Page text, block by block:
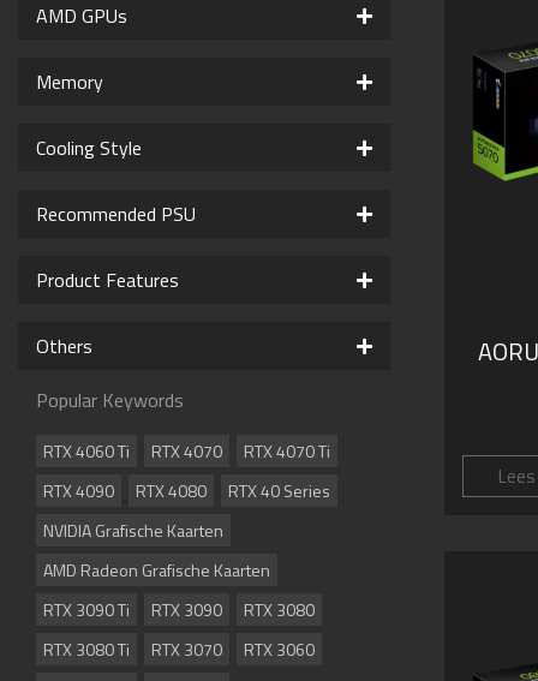
AMD GPUs
Memory
Cooling Style
Recommended PSU
Product Features
Others
Popular Keywords
RTX 4060 Ti RTX 4070
RTX 4070 Ti
RTX 4090
RTX 4080
RTX 40 Series
NVIDIA Grafische Kaarten
AMD Radeon Grafische Kaarten
RTX 3090 Ti
RTX 3090
RTX 3080
RTX 3080 Ti
RTX 3070
RTX 3060